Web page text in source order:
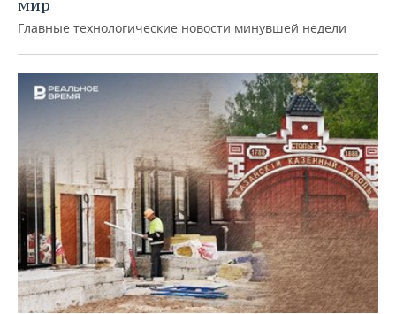
мир
Главные технологические новости минувшей недели